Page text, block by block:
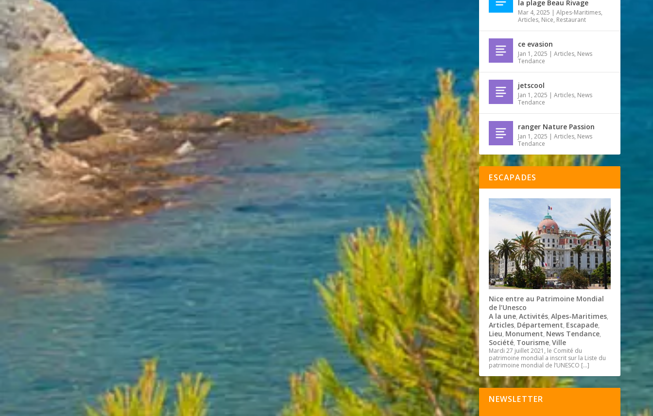
la plage Beau Rivage
Mar 4, 2025 |Alpes-Maritimes,
Articles, Nice, Restaurant
ce evasion
Jan 1, 2025 |Articles, News
Tendance
jetscool
Jan 1, 2025 |Articles, News
Tendance
ranger Nature Passion
Jan 1, 2025 |Articles, News
Tendance
ESCAPADES
Nice entre au Patrimoine Mondial
de l’Unesco
A la une,Activités,Alpes-Maritimes,
Articles, Département, Escapade,
Lieu, Monument, News Tendance,
Société, Tourisme,Ville
Mardi 27 juillet 2021, le Comité du
patrimoine mondial a inscrit sur la Liste du
patrimoine mondial de l’UNESCO […]
NEWSLETTER